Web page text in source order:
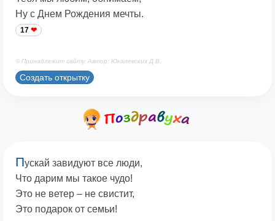
Ну с Днем Рождения мечты.
17
© Принадлежит сайту. Автор: Юкалевских Д.В.
Создать открытку
Пускай завидуют все люди,
Что дарим мы такое чудо!
Это не ветер – не свистит,
Это подарок от семьи!